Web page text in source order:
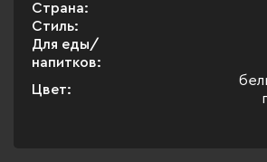
Страна:
Стиль:
Для еды/
напитков:
Цвет: